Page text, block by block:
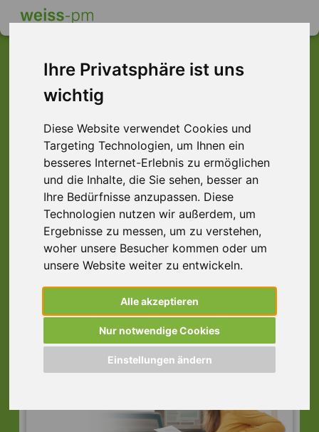
Ihre Privatsphäre ist uns
wichtig
Diese Website verwendet Cookies und
Targeting Technologien, um Ihnen ein
besseres Internet-Erlebnis zu ermöglichen
und die Inhalte, die Sie sehen, besser an
Ihre Bedürfnisse anzupassen. Diese
Technologien nutzen wir außerdem, um
Ergebnisse zu messen, um zu verstehen,
woher unsere Besucher kommen oder um
unsere Website weiter zu entwickeln.
Alle akzeptieren
Nur notwendige Cookies
Einstellungen ändern
Dieser Job ist leider
nicht mehr verfügbar ...
... aber vielleicht ist hier etwas dabei:
Finanzbuchhalter (m/w/d)
63450 Hanau